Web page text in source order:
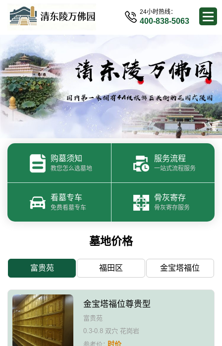
24小时热线：
400-838-5063
购墓须知
教您怎么选墓地
服务流程
一站式流程服务
看墓专车
免费看墓专车
骨灰寄存
骨灰寄存服务
墓地价格
富贵苑 福田区 金宝塔福位
金宝塔福位尊贵型
富贵苑
0.3-0.8 双穴 花岗岩
参考价：时价